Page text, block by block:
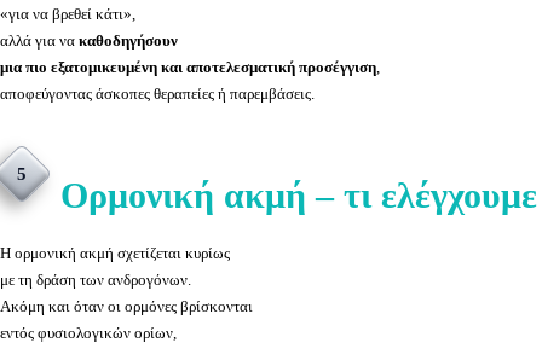
«για να βρεθεί κάτι»,
αλλά για να καθοδηγήσουν
μια πιο εξατομικευμένη και αποτελεσματική προσέγγιση,
αποφεύγοντας άσκοπες θεραπείες ή παρεμβάσεις.
5
Ορμονική ακμή – τι ελέγχουμε
Η ορμονική ακμή σχετίζεται κυρίως
με τη δράση των ανδρογόνων.
Ακόμη και όταν οι ορμόνες βρίσκονται
εντός φυσιολογικών ορίων,